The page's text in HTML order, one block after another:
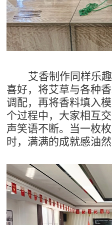
艾香制作同样乐
喜好，将艾草与各种
调配，再将香料填入
个过程中，大家相互
声笑语不断。当一枚
时，满满的成就感油然